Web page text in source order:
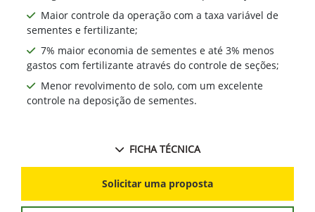
Maior controle da operação com a taxa variável de
sementes e fertilizante;
7% maior economia de sementes e até 3% menos
gastos com fertilizante através do controle de seções;
Menor revolvimento de solo, com um excelente
controle na deposição de sementes.
FICHA TÉCNICA
Solicitar uma proposta